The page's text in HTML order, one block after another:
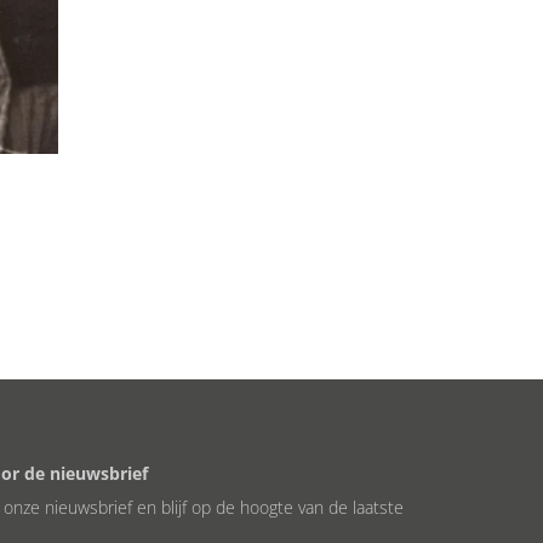
de nieuwsbrief
nieuwsbrief en blijf op de hoogte van de laatste